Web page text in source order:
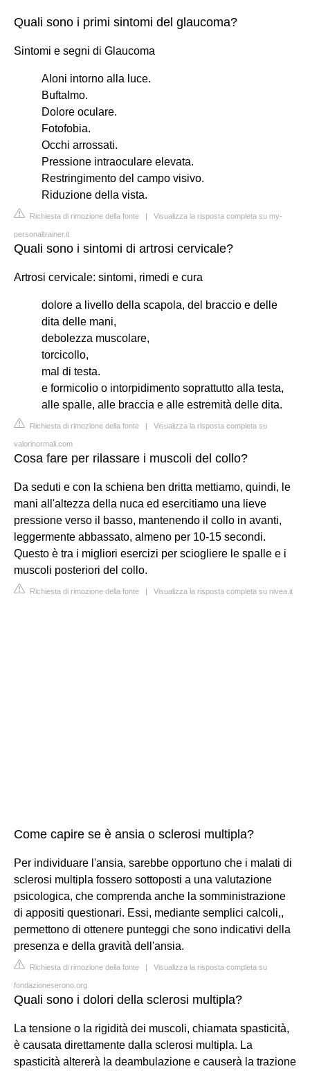
Quali sono i primi sintomi del glaucoma?
Sintomi e segni di Glaucoma
Aloni intorno alla luce.
Buftalmo.
Dolore oculare.
Fotofobia.
Occhi arrossati.
Pressione intraoculare elevata.
Restringimento del campo visivo.
Riduzione della vista.
Richiesta di rimozione della fonte | Visualizza la risposta completa su my-
personaltrainer.it
Quali sono i sintomi di artrosi cervicale?
Artrosi cervicale: sintomi, rimedi e cura
dolore a livello della scapola, del braccio e delle
dita delle mani,
debolezza muscolare,
torcicollo,
mal di testa.
e formicolio o intorpidimento soprattutto alla testa,
alle spalle, alle braccia e alle estremità delle dita.
Richiesta di rimozione della fonte | Visualizza la risposta completa su
valorinormali.com
Cosa fare per rilassare i muscoli del collo?
Da seduti e con la schiena ben dritta mettiamo, quindi, le
mani all'altezza della nuca ed esercitiamo una lieve
pressione verso il basso, mantenendo il collo in avanti,
leggermente abbassato, almeno per 10-15 secondi.
Questo è tra i migliori esercizi per sciogliere le spalle e i
muscoli posteriori del collo.
Richiesta di rimozione della fonte | Visualizza la risposta completa su nivea.it
Come capire se è ansia o sclerosi multipla?
Per individuare l'ansia, sarebbe opportuno che i malati di
sclerosi multipla fossero sottoposti a una valutazione
psicologica, che comprenda anche la somministrazione
di appositi questionari. Essi, mediante semplici calcoli,,
permettono di ottenere punteggi che sono indicativi della
presenza e della gravità dell'ansia.
Richiesta di rimozione della fonte | Visualizza la risposta completa su
fondazioneserono.org
Quali sono i dolori della sclerosi multipla?
La tensione o la rigidità dei muscoli, chiamata spasticità,
è causata direttamente dalla sclerosi multipla. La
spasticità altererà la deambulazione e causerà la trazione